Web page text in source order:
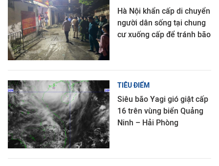
Hà Nội khẩn cấp di chuyển
người dân sống tại chung
cư xuống cấp để tránh bão
TIÊU ĐIỂM
Siêu bão Yagi gió giật cấp
16 trên vùng biển Quảng
Ninh – Hải Phòng